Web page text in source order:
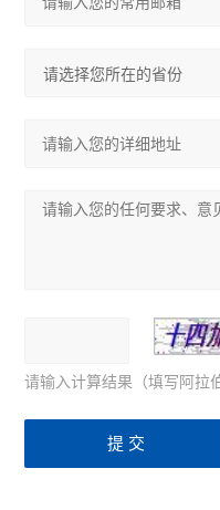
请输入计算结果（填写阿拉